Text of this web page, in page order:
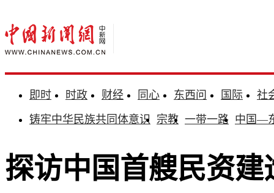
即时 时政 财经 同心 东西问 国际
社
铸牢中华民族共同体意识 宗教 一带一路 中国—
探访中国首艘民资